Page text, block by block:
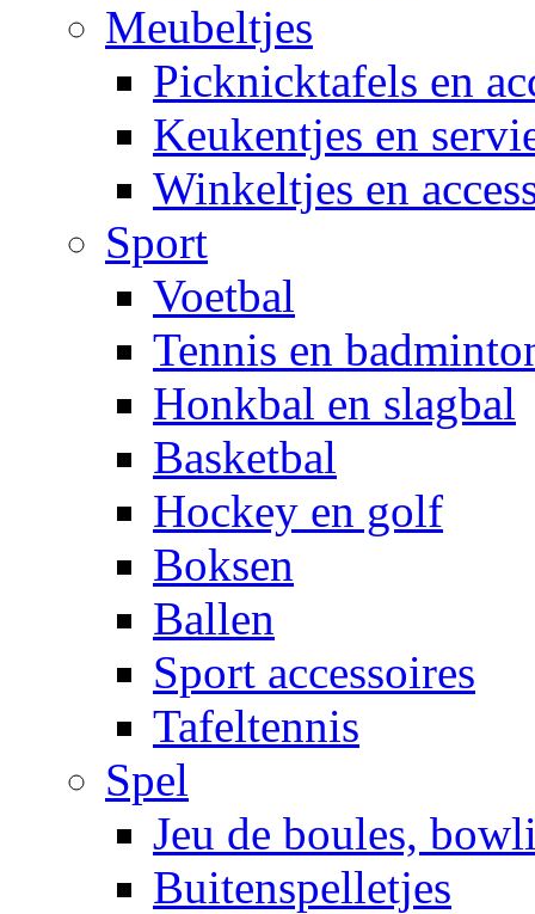
Meubeltjes
Picknicktafels en
Keukentjes en
Winkeltjes en
Sport
Voetbal
Tennis en
Honkbal en slagbal
Basketbal
Hockey en golf
Boksen
Ballen
Sport accessoires
Tafeltennis
Spel
Jeu de boules,
Buitenspelletjes